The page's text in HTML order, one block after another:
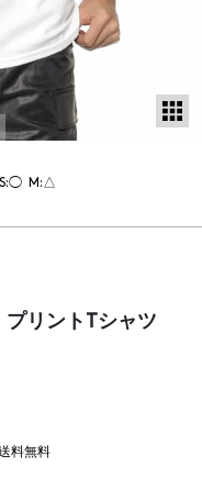
S:◯ M:△
プリントTシャツ
料無料